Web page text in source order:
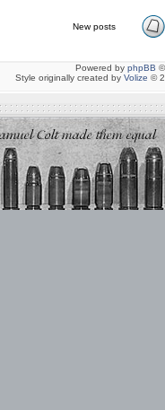
New posts
Powered by phpBB
Style originally created by Volize ©